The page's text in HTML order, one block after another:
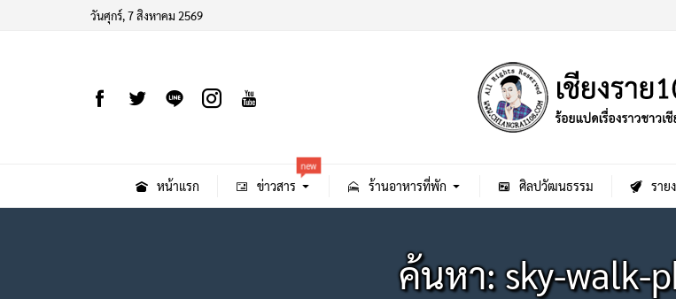
วันศุกร์, 7 สิงหาคม 2569
หน้าแรก ข่าวสาร
new
ร้านอาหารที่พัก ศิลปวัฒนธรรม ราย
ค้นหา: sky-walk-